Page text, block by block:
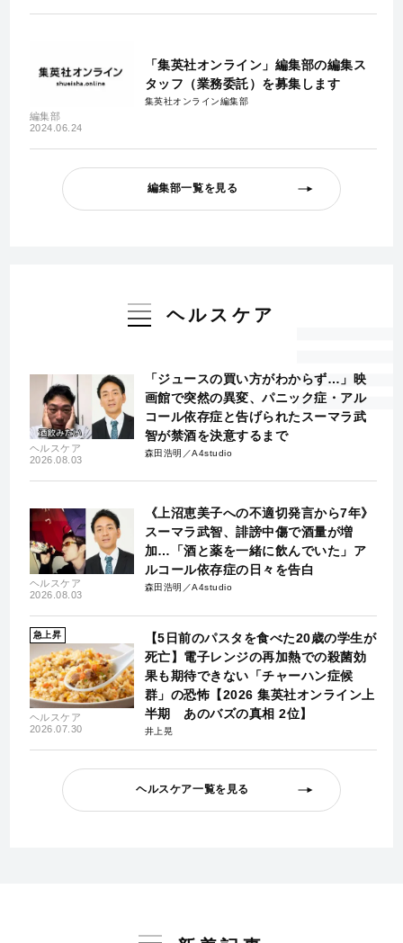
編集部
2024.06.24
「集英社オンライン」編集部の編集ス
タッフ（業務委託）を募集します
集英社オンライン編集部
編集部一覧を見る
ヘルスケア
ヘルスケア
2026.08.03
「ジュースの買い方がわからず…」映
画館で突然の異変、パニック症・アル
コール依存症と告げられたスーマラ武
智が禁酒を決意するまで
森田浩明／A4studio
ヘルスケア
2026.08.03
《上沼恵美子への不適切発言から7年》
スーマラ武智、誹謗中傷で酒量が増
加…「酒と薬を一緒に飲んでいた」ア
ルコール依存症の日々を告白
森田浩明／A4studio
急上昇
ヘルスケア
2026.07.30
【5日前のパスタを食べた20歳の学生が
死亡】電子レンジの再加熱での殺菌効
果も期待できない「チャーハン症候
群」の恐怖【2026 集英社オンライン上
半期 あのバズの真相 2位】
井上晃
ヘルスケア一覧を見る